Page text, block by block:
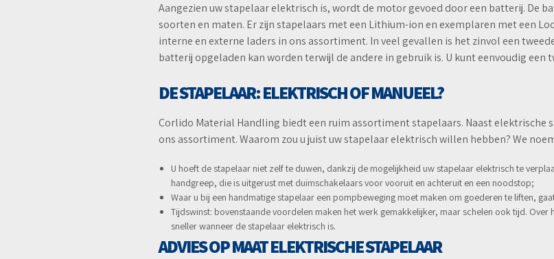
Aangezien uw stapelaar elektrisch is, wordt de motor gevoed door een batterij. De
soorten en maten. Er zijn stapelaars met een Lithium-ion en exemplaren met een
interne en externe laders in ons assortiment. In veel gevallen is het zinvol een
batterij opgeladen kan worden terwijl de andere in gebruik is. U kunt eenvoudig
DE STAPELAAR: ELEKTRISCH OF MANUEEL?
Corlido Material Handling biedt een ruim assortiment stapelaars. Naast elektrische
ons assortiment. Waarom zou u juist uw stapelaar elektrisch willen hebben? We
U hoeft de stapelaar niet zelf te duwen, dankzij de mogelijkheid uw stapelaar elektrisch te
handgreep, die is uitgerust met duimschakelaars voor vooruit en achteruit en een noodstop;
Waar u bij een handmatige stapelaar een pompbeweging moet maken om goederen te liften,
Tijdswinst: bovenstaande voordelen maken het werk gemakkelijker, maar schelen ook tijd. Over
sneller wanneer de stapelaar elektrisch is.
ADVIES OP MAAT ELEKTRISCHE STAPELAAR